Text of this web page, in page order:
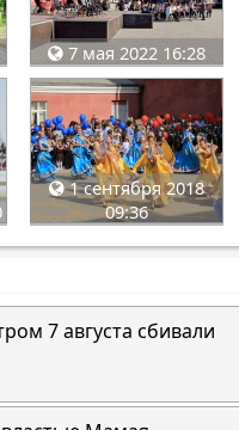
7 мая 2022 16:28
1 сентября 2018
09:36
7 августа сбивали